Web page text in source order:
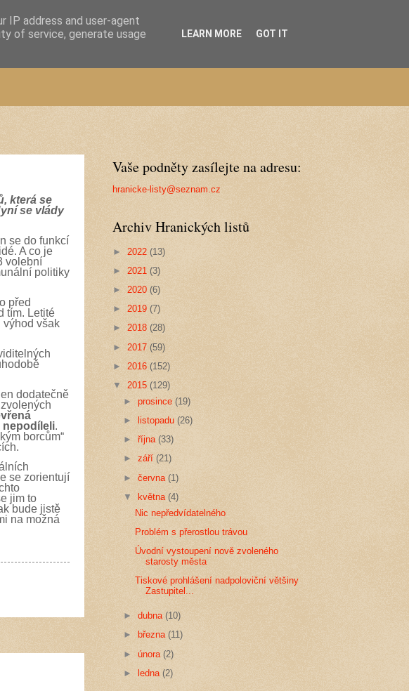
která se
se vlády
se do funkcí
A co je
volební
politiky
před
tím. Letité
výhod však
dodatečně
nepodíleli.
borcům“
se zorientují
jim to
bude jistě
na možná
Vaše podněty zasílejte na adresu:
hranicke-listy@seznam.cz
Archiv Hranických listů
► 2022 (13)
► 2021 (3)
► 2020 (6)
► 2019 (7)
► 2018 (28)
► 2017 (59)
► 2016 (152)
▼ 2015 (129)
►prosince (19)
►
listopadu (26)
►října(33)
►září (21)
►června(1)
▼
května(4)
Nic nepředvídatelného
Problém s přerostlou trávou
Úvodní vystoupení nově zvoleného
starosty města
Tiskové prohlášení nadpoloviční většiny
Zastupitel...
►dubna(10)
►
března(11)
►února (2)
►
ledna(2)
IP address and user-agent
of service, generate usage
LEARN MORE GOT IT